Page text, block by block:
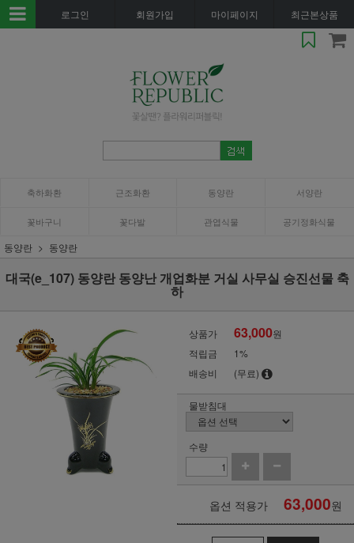
로그인 회원가입 마이페이지 최근본상품
축하화환 근조화환 동양란 서양란
꽃바구니 꽃다발 관엽식물 공기정화식물
동양란 동양란
대국(e_107) 동양란 동양난 개업화분 거실 사무실 승진선물 축
하
상품가 63,000원
적립금
1%
배송비
(무료)
물받침대
수량
옵션 적용가 63,000원